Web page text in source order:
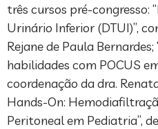
três cursos pré-congresso:
Urinário Inferior (DTUI)”,
Rejane de Paula
habilidades com POCUS
coordenação da dra.
Hands-On:
Peritoneal em Pediatria”,